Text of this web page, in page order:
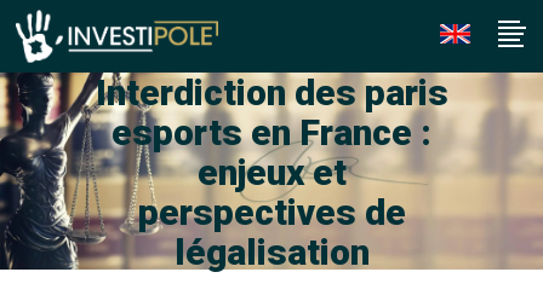
Interdiction des paris
esports en France :
enjeux et
perspectives de
légalisation